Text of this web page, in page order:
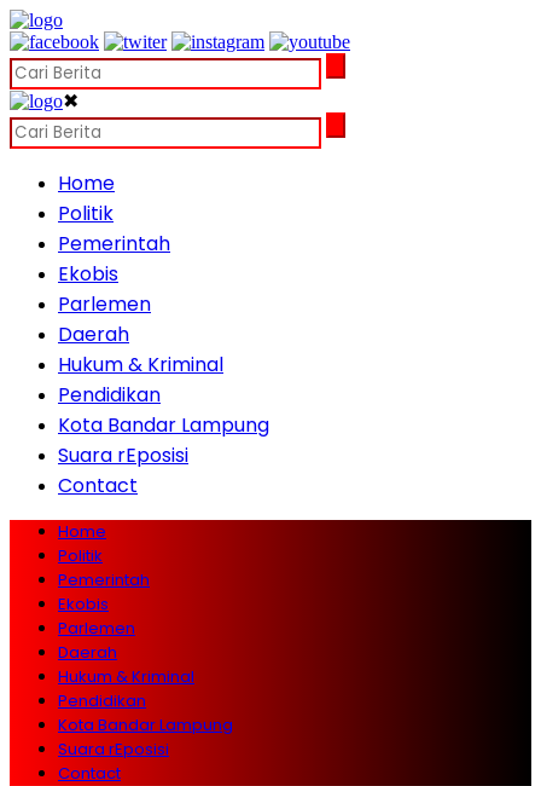
✖
Home
Politik
Pemerintah
Ekobis
Parlemen
Daerah
Hukum & Kriminal
Pendidikan
Kota Bandar Lampung
Suara rEposisi
Contact
Home
Politik
Pemerintah
Ekobis
Parlemen
Daerah
Hukum & Kriminal
Pendidikan
Kota Bandar Lampung
Suara rEposisi
Contact